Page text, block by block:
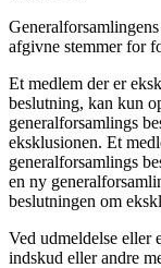
afgivne stemmer for
Et medlem der er
beslutning, kan kun
generalforsamlings
eksklusionen. Et
generalforsamlings
en ny
beslutningen om
Ved udmeldelse eller
indskud eller andre